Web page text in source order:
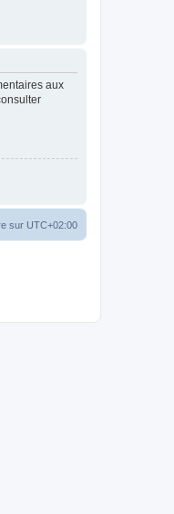
aux
sur UTC+02:00